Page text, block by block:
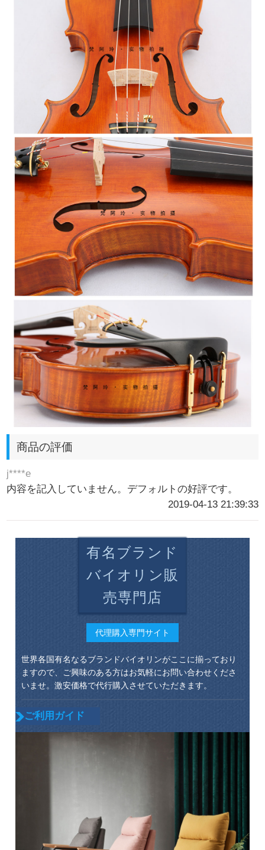
商品の評価
j****e
内容を記入していません。デフォルトの好評です。
2019-04-13 21:39:33
有名ブランド
バイオリン販
売専門店
代理購入専門サイト
世界各国有名なるブランドバイオリンがここに揃っており
ますので、ご興味のある方はお気軽にお問い合わせくださ
いませ。激安価格で代行購入させていただきます。
ご利用ガイド